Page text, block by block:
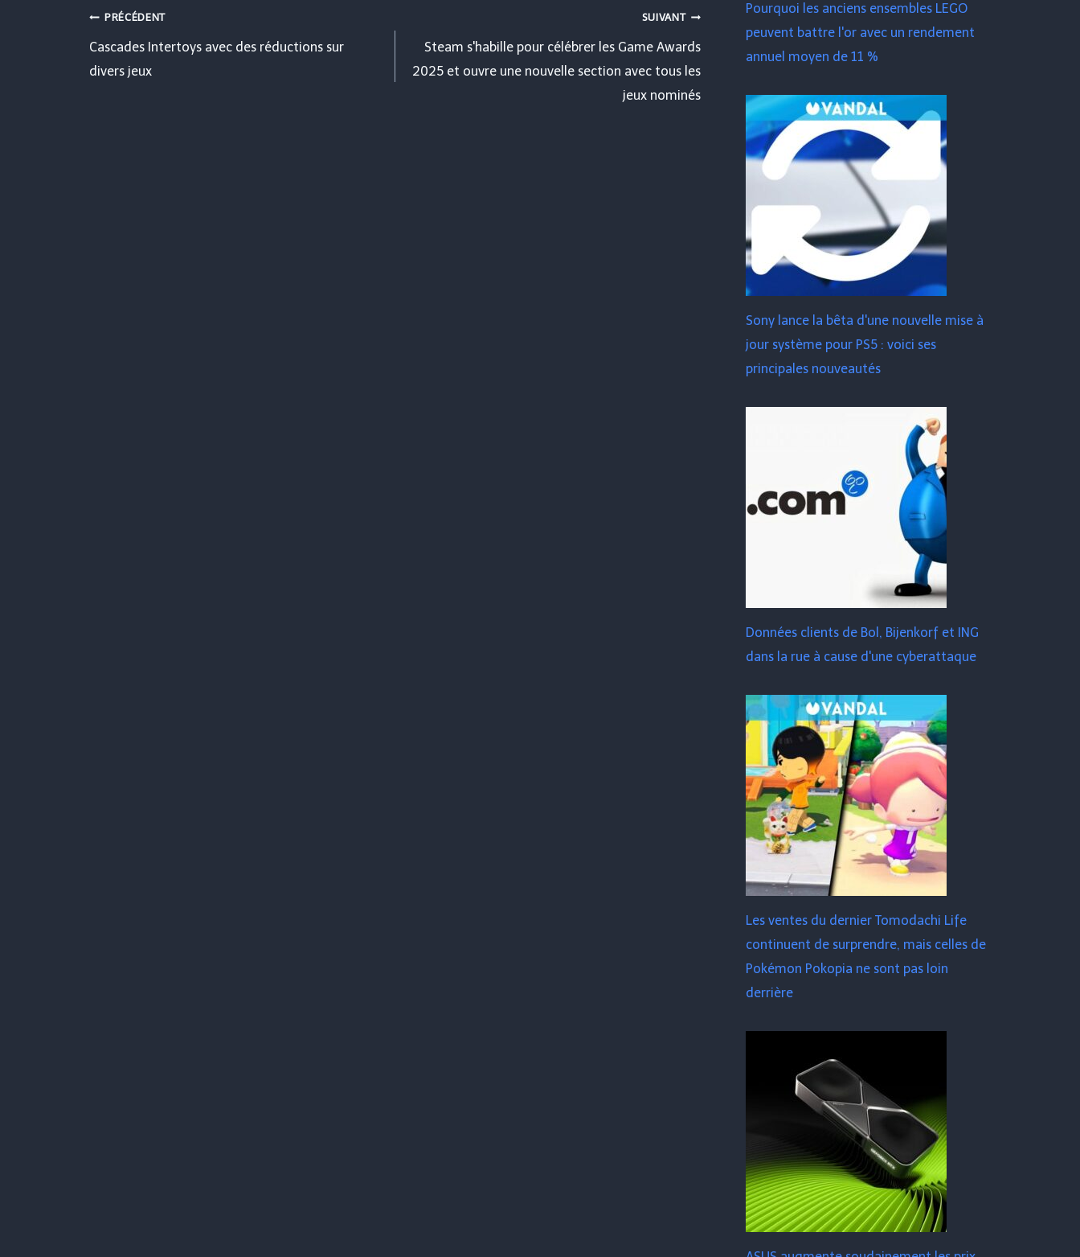
Navigation
de
PRÉCÉDENT
Cascades Intertoys avec des réductions sur
divers jeux
SUIVANT
Steam s'habille pour célébrer les Game Awards
2025 et ouvre une nouvelle section avec tous les
jeux nominés
Pourquoi les anciens ensembles LEGO
peuvent battre l'or avec un rendement
annuel moyen de 11 %
Sony lance la bêta d'une nouvelle mise à
jour système pour PS5 : voici ses
principales nouveautés
Données clients de Bol, Bijenkorf et ING
dans la rue à cause d'une cyberattaque
Les ventes du dernier Tomodachi Life
continuent de surprendre, mais celles de
Pokémon Pokopia ne sont pas loin
derrière